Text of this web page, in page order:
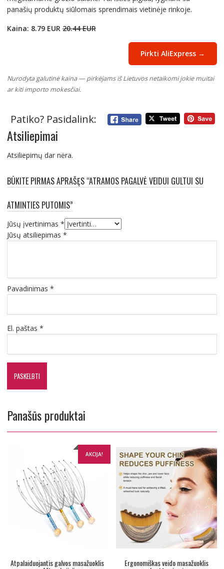
panašių produktų siūlomais sprendimais vietinėje rinkoje.
Kaina: 8.79 EUR 20.44 EUR
Pirkti AliExpress →
Nurodyta galutinė kaina — pirkėjams iš Lietuvos netaikomi jokie muitai
ar kiti importo mokesčiai.
Patiko? Pasidalink:
Atsiliepimai
Atsiliepimų dar nėra.
BŪKITE PIRMAS APRAŠĘS “ATRAMOS PAGALVĖ VEIDUI GULTUI SU
ATMINTIES PUTOMIS”
Jūsų įvertinimas *
Jūsų atsiliepimas *
Pavadinimas *
El. paštas *
Panašūs produktai
AKCIJA!
Atpalaiduojantis galvos masažuoklis Ergonomiškas veido masažuoklis